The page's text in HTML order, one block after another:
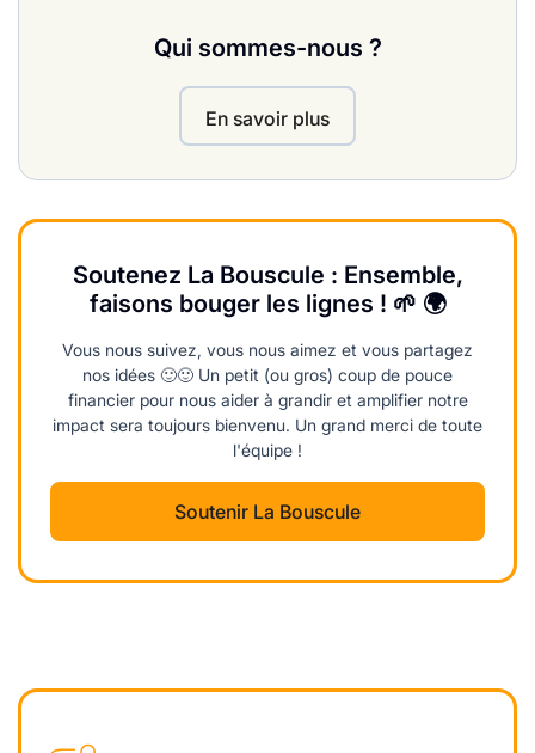
Qui sommes-nous ?
En savoir plus
Soutenez La Bouscule : Ensemble,
faisons bouger les lignes ! 🌱 🌍
Vous nous suivez, vous nous aimez et vous partagez
nos idées 🙂🙂 Un petit (ou gros) coup de pouce
financier pour nous aider à grandir et amplifier notre
impact sera toujours bienvenu. Un grand merci de toute
l'équipe !
Soutenir La Bouscule